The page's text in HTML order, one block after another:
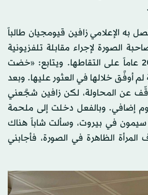
به الإعلامي زافين قيومجيان طالباً
الصورة لإجراء مقابلة تلفزيونية
معها بعد نحو 20 عاماً على التقاطها. ويتابع: «خضت
أوفَّق خلالها في العثور عليها. وبعد
عن المحاولة، لكن زافين شجَّعني
إضافي. وبالفعل دخلت إلى ملحمة
في بيروت، وسألت شاباً هناك
المرأة الظاهرة في الصورة، فأجابني